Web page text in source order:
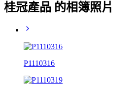
桂冠產品 的相簿照片
P1110316